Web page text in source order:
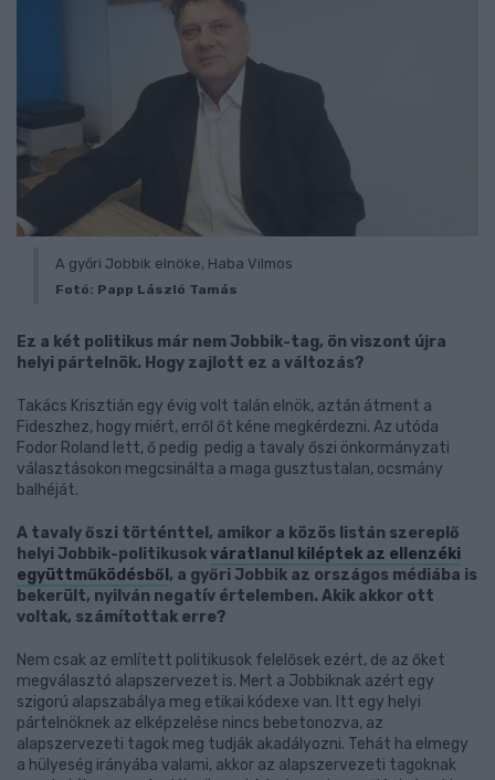
A győri Jobbik elnöke, Haba Vilmos
Fotó: Papp László Tamás
Ez a két politikus már nem Jobbik-tag, ön viszont újra
helyi pártelnök. Hogy zajlott ez a változás?
Takács Krisztián egy évig volt talán elnök, aztán átment a
Fideszhez, hogy miért, erről őt kéne megkérdezni. Az utóda
Fodor Roland lett, ő pedig pedig a tavaly őszi önkormányzati
választásokon megcsinálta a maga gusztustalan, ocsmány
balhéját.
A tavaly őszi történttel, amikor a közös listán szereplő
helyi Jobbik-politikusokváratlanul kiléptek az ellenzéki
együttműködésből , a győri Jobbik az országos médiába is
bekerült, nyilván negatív értelemben. Akik akkor ott
voltak, számítottak erre?
Nem csak az említett politikusok felelősek ezért, de az őket
megválasztó alapszervezet is. Mert a Jobbiknak azért egy
szigorú alapszabálya meg etikai kódexe van. Itt egy helyi
pártelnöknek az elképzelése nincs bebetonozva, az
alapszervezeti tagok meg tudják akadályozni. Tehát ha elmegy
a hülyeség irányába valami, akkor az alapszervezeti tagoknak